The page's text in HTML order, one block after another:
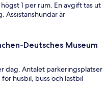
1 per rum. En avgift tas ut
Assistanshundar är
Deutsches Museum
dag. Antalet parkeringsplatser
husbil, buss och lastbil